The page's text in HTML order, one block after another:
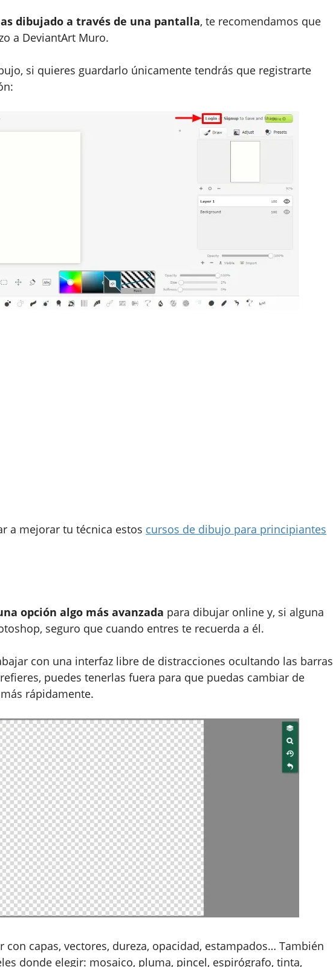
dibujado a través de una pantalla, te recomendamos que
a DeviantArt Muro.
si quieres guardarlo únicamente tendrás que registrarte
a mejorar tu técnica estos cursos de dibujo para principiantes
opción algo más avanzada para dibujar online y, si alguna
seguro que cuando entres te recuerda a él.
con una interfaz libre de distracciones ocultando las barras
puedes tenerlas fuera para que puedas cambiar de
rápidamente.
con capas, vectores, dureza, opacidad, estampados… También
donde elegir: mosaico, pluma, pincel, espirógrafo, tinta,